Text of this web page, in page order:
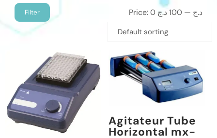
Filter Price: 0 د.ج — 100 د.ج
Agitateur Tube
Horizontal mx-